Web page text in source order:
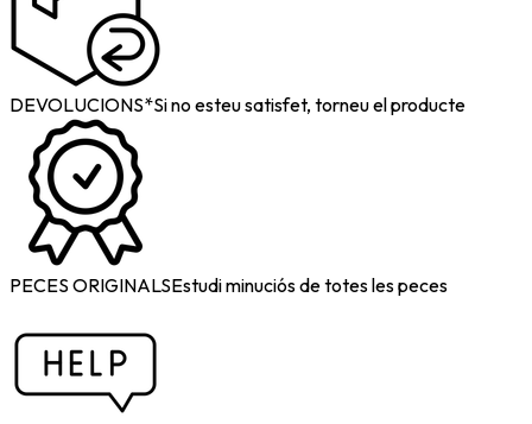
DEVOLUCIONS*Si no esteu satisfet, torneu el producte
PECES ORIGINALSEstudi minuciós de totes les peces